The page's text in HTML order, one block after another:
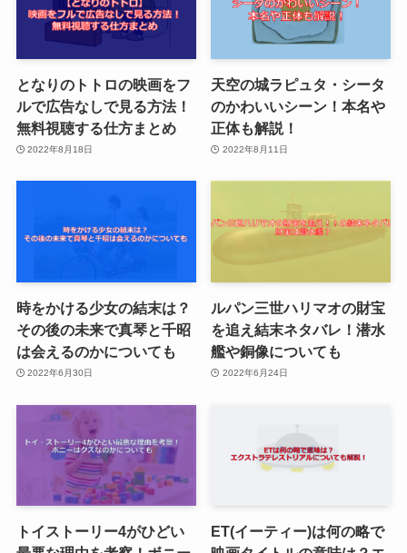
となりのトトロの映画をフ
ルで広告なしで見る方法！
無料視聴する仕方まとめ
2022年8月18日
天空の城ラピュタ・シータ
のかわいいシーン！本名や
正体も解説！
2022年8月11日
時をかける少女の結末は？
その後の未来で真琴と千昭
は会えるのかについても
2022年6月30日
ルパン三世ハリマオの財宝
を追え結末ネタバレ！潜水
艦や銅像についても
2022年6月24日
トイストーリー4がひどい
ET(イーティー)は何の略で